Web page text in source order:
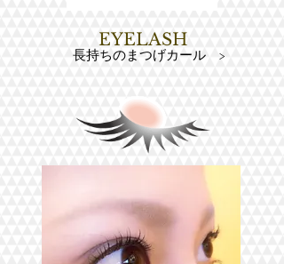
長持ちのまつげカール >
EYELASH